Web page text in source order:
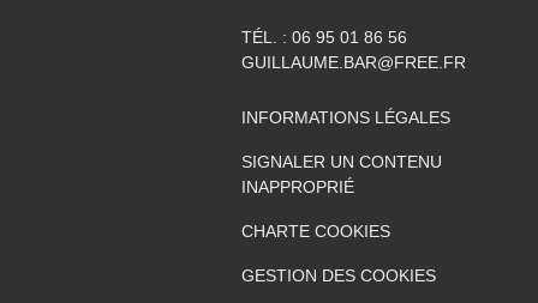
TÉL. : 06 95 01 86 56
GUILLAUME.BAR@FREE.FR
INFORMATIONS LÉGALES
SIGNALER UN CONTENU
INAPPROPRIÉ
CHARTE COOKIES
GESTION DES COOKIES